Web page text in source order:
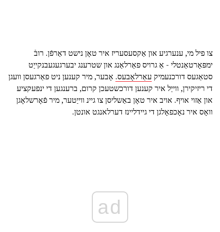
צו פיל מי, ענערגיע און אַקסעסעריז איר טאָן נישט דאַרפֿן. רובֿ
ימפּאָרטאַנטלי - אַ גרויס פאַרלאַנג און שטרענג יבערגעגעבנקייַט
סטאַגעס דורכנעמיק עאַרלאָבעס. אָבער, מיר קענען ניט פאַרגעסן וועגן
די ריזיקירן, ווייַל איר קענען דורכשטעכן קרום, ברענגען די ינפעקציע
און אַזוי אויף. אויב איר טאָן באַשליסן צו גיינ ווייַטער, מיר פֿאָרשלאָגן
וואָס איר נאָכפאָלגן די גיידליינז דערלאנגט אונטן.
ad